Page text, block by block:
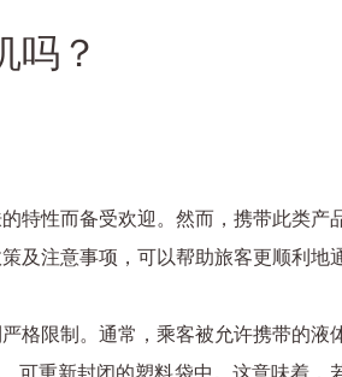
吗？
特性而备受欢迎。然而，携带此类产
及注意事项，可以帮助旅客更顺利地
格限制。通常，乘客被允许携带的液
可重新封闭的塑料袋中。这意味着，